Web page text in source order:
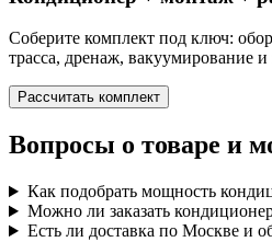
Соберите комплект под ключ:
трасса, дренаж, вакуумирование и
Рассчитать комплект
Вопросы о товаре и
Как подобрать мощность
Можно ли заказать
Есть ли доставка по Москве и